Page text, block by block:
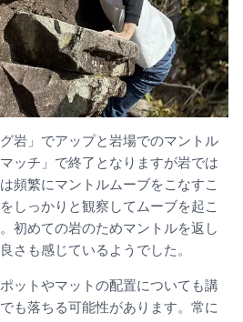
岩」でアップと岩場でのマントル
ッチ」で終了となりますが岩では
頻繁にマントルムーブをこなすこ
しっかりと観察してムーブを起こ
初めての岩のためマントルを返し
さも感じているようでした。
ットやマットの配置についても講
も落ちる可能性があります。常に